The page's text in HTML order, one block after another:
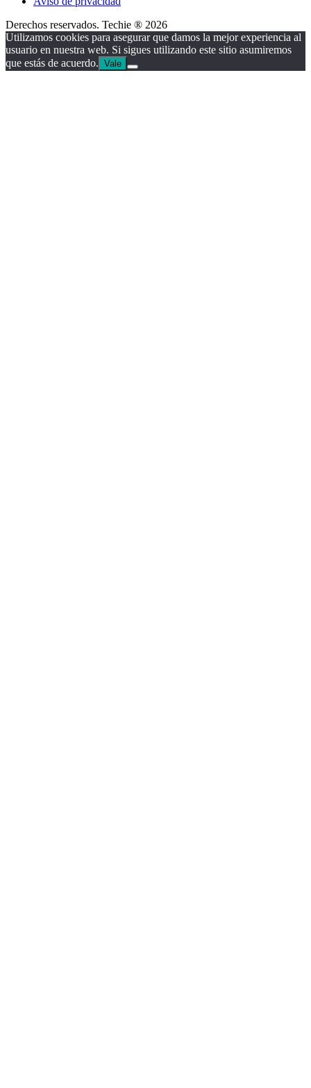
Derechos reservados. Techie ® 2026
Utilizamos cookies para asegurar que damos la mejor experiencia al
usuario en nuestra web. Si sigues utilizando este sitio asumiremos
que estás de acuerdo. Vale